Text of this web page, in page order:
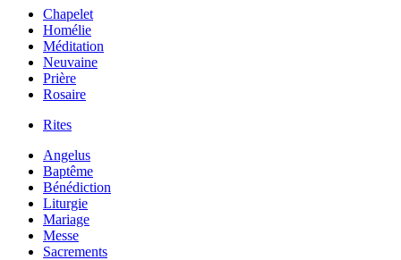
Chapelet
Homélie
Méditation
Neuvaine
Prière
Rosaire
Rites
Angelus
Baptême
Bénédiction
Liturgie
Mariage
Messe
Sacrements